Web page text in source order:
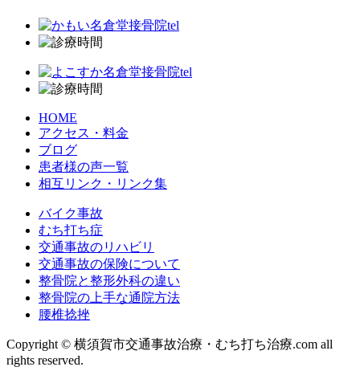
HOME
アクセス・料金
ブログ
患者様の声一覧
相互リンク・リンク集
バイク事故
むち打ち症
交通事故のリハビリ
交通事故の保険について
整骨院と整形外科の違い
整骨院の上手な通院方法
腰椎捻挫
Copyright © 横須賀市交通事故治療・むち打ち治療.com all
rights reserved.